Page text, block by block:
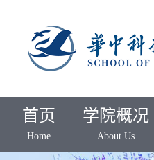
首页
Home
学院概况
About Us